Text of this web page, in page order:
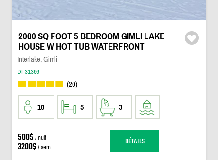
2000 SQ FOOT 5 BEDROOM GIMLI LAKE
HOUSE W HOT TUB WATERFRONT
Interlake, Gimli
DI-31366
(20)
10 5 3
500$ / nuit
3200$ / sem. DÉTAILS